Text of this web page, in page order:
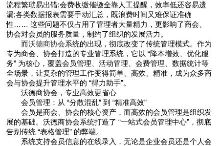
流程繁琐易出错;会费收缴催缴全靠人工提醒，效率低还容易遗
漏;各类数据报表需要手动汇总，既浪费时间又难保证准确
性…… 这些问题不仅占用了管理者大量精力，更影响了商会、
协会对会员的服务质量，制约了组织的发展活力。
而沃德商协会系统的出现，彻底改变了传统管理模式。作为
专为商会、协会打造的专业管理系统，它以 “降本增效、优化服
务” 为核心，覆盖会员管理、活动管理、会费管理、数据统计等
全场景，让复杂的管理工作变得简单、高效、精准，成为众多商
会与协会提升管理水平的 “得力助手”。
沃德商协会，专业高效更省心
会员管理：从 “分散混乱” 到 “精准高效”
会员是商会、协会的核心资产，而高效的会员管理是组织发
展的基础。沃德商协会系统打造了 “一站式会员管理中心”，彻底
告别传统 “表格管理” 的弊端。
系统支持会员信息的在线录入，无论是企业会员还是个人会